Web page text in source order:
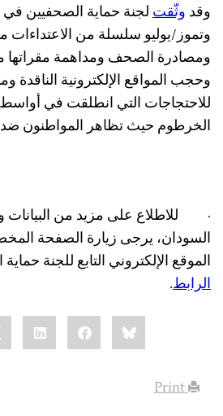
وقد وثّقتلجنة حماية الصحفيين
وتموز/يوليو سلسلة من الاعتداءات
ومصادرة الصحف ومداهمة مقراتها
وحجب المواقع الإلكترونية الناقدة
للاحتجاجات التي انطلقت في
الخرطوم حيث تظاهر المواطنون
·
للاطلاع على مزيد من البيانات
السودان، يرجى زيارة الصفحة
الموقع الإلكتروني التابع للجنة
الرابط.
Bluesky
Print